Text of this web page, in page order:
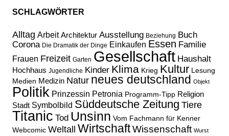
SCHLAGWÖRTER
Alltag Arbeit Architektur Ausstellung Beziehung Buch
Corona Die Dramatik der Dinge Einkaufen Essen Familie
Frauen Freizeit Garten Gesellschaft Haushalt
Hochhaus Jugendliche Kinder Klima Krieg Kultur Lesung
Medien Medizin Natur neues deutschland Objekt
Politik Prinzessin Petronia Programm-Tipp Religion
Stadt Symbolbild Süddeutsche Zeitung Tiere
Titanic Tod Unsinn Vom Fachmann für Kenner
Webcomic Weltall WirtschaftWissenschaft Wurst